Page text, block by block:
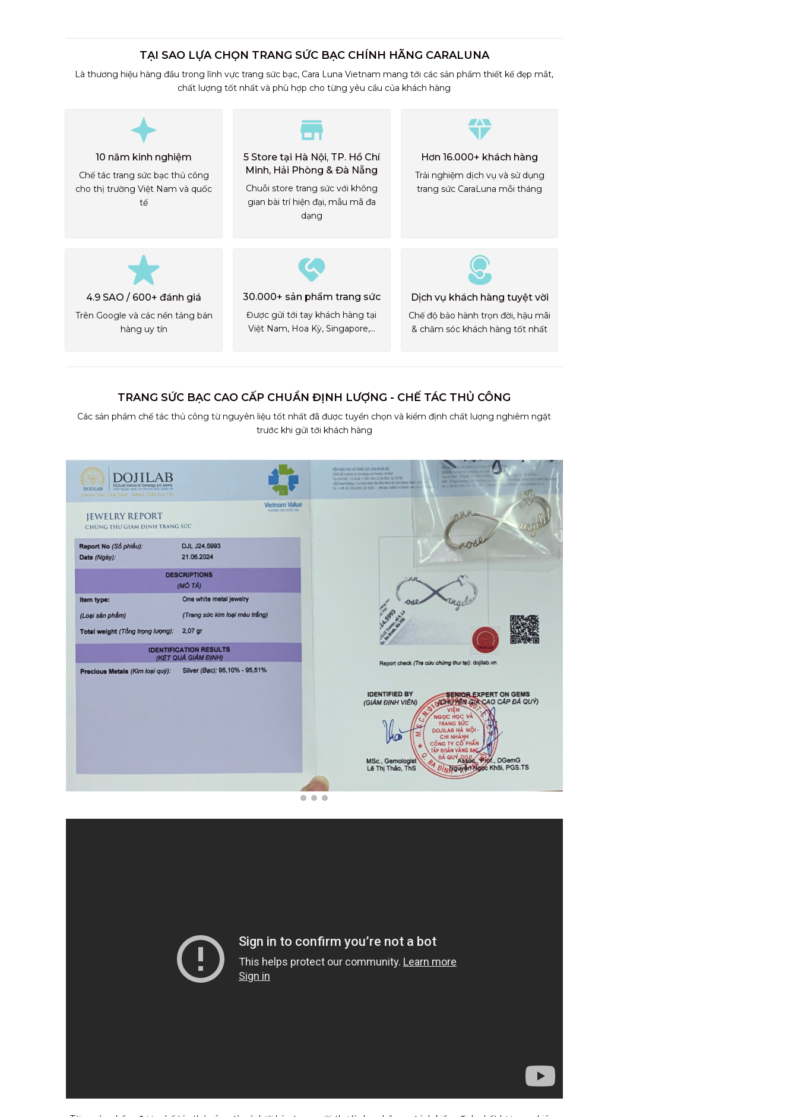
TẠI SAO LỰA CHỌN TRANG SỨC BẠC CHÍNH HÃNG CARALUNA
Là thương hiệu hàng đầu trong lĩnh vực trang sức bạc, Cara Luna Vietnam mang tới các sản phẩm thiết kế đẹp mắt,
chất lượng tốt nhất và phù hợp cho từng yêu cầu của khách hàng
10 năm kinh nghiệm
Chế tác trang sức bạc thủ công
cho thị trường Việt Nam và quốc
tế
5 Store tại Hà Nội, TP. Hồ Chí
Minh, Hải Phòng & Đà Nẵng
Chuỗi store trang sức với không
gian bài trí hiện đại, mẫu mã đa
dạng
Hơn 16.000+ khách hàng
Trải nghiệm dịch vụ và sử dụng
trang sức CaraLuna mỗi tháng
4.9 SAO / 600+ đánh giá
Trên Google và các nền tảng bán
hàng uy tín
30.000+ sản phẩm trang sức
Được gửi tới tay khách hàng tại
Việt Nam, Hoa Kỳ, Singapore,...
Dịch vụ khách hàng tuyệt vời
Chế độ bảo hành trọn đời, hậu mãi
& chăm sóc khách hàng tốt nhất
TRANG SỨC BẠC CAO CẤP CHUẨN ĐỊNH LƯỢNG - CHẾ TÁC THỦ CÔNG
Các sản phẩm chế tác thủ công từ nguyên liệu tốt nhất đã được tuyển chọn và kiểm định chất lượng nghiêm ngặt
trước khi gửi tới khách hàng